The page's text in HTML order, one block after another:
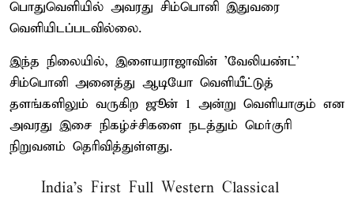
பொதுவெளியில் அவரது சிம்பொனி இதுவரை
வெளியிடப்படவில்லை.
இந்த நிலையில், இளையராஜாவின் 'வேலியண்ட்'
சிம்பொனி அனைத்து ஆடியோ வெளியீட்டுத்
தளங்களிலும் வருகிற ஜூன் 1 அன்று வெளியாகும் என
அவரது இசை நிகழ்ச்சிகளை நடத்தும் மெர்குரி
நிறுவனம் தெரிவித்துள்ளது.
India’s First Full Western Classical